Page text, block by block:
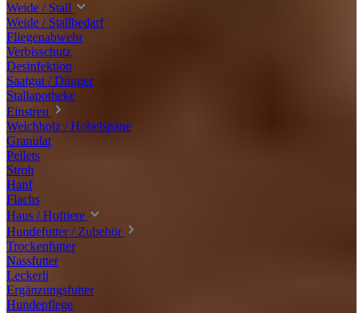
Weide / Stall
Weide / Stallbedarf
Fliegenabwehr
Verbisschutz
Desinfektion
Saatgut / Dünger
Stallapotheke
Einstreu
Weichholz / Hobelspäne
Granulat
Pellets
Stroh
Hanf
Flachs
Haus / Hoftiere
Hundefutter / Zubehör
Trockenfutter
Nassfutter
Leckerli
Ergänzungsfutter
Hundepflege